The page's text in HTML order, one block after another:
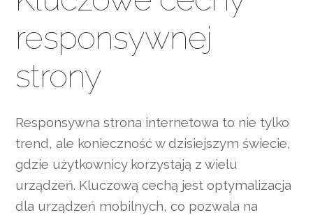
responsywnej
strony
Responsywna strona internetowa to nie tylko
trend, ale konieczność w dzisiejszym świecie,
gdzie użytkownicy korzystają z wielu
urządzeń. Kluczową cechą jest optymalizacja
dla urządzeń mobilnych, co pozwala na